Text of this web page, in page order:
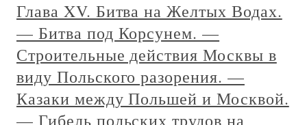
Глава XV. Битва на Желтых Водах.
— Битва под Корсунем. —
Строительные действия Москвы в
виду Польского разорения. —
Казаки между Польшей и Москвой.
— Гибель польских трудов на